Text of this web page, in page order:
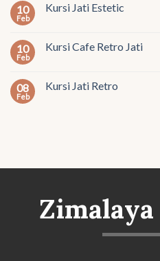
10
Feb
Kursi Jati Estetic
10
Feb
Kursi Cafe Retro Jati
08
Feb
Kursi Jati Retro